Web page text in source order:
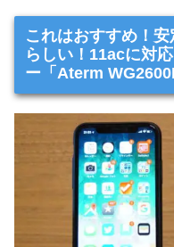
これはおすすめ！
らしい！11acに対
ー「Aterm